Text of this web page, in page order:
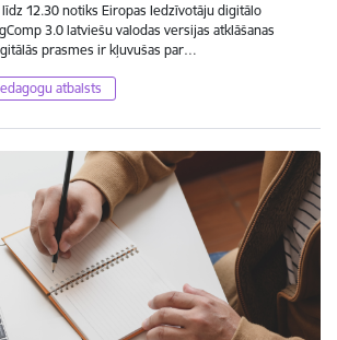
12.30 notiks Eiropas Iedzīvotāju digitālo
3.0 latviešu valodas versijas atklāšanas
prasmes ir kļuvušas par…
atbalsts